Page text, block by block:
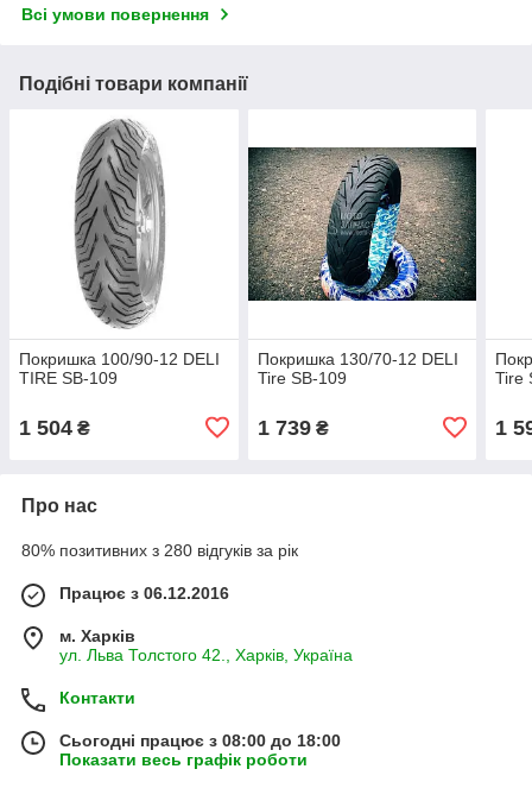
Всі умови повернення
Подібні товари компанії
Покришка 100/90-12 DELI
TIRE SB-109
1 504 ₴
Покришка 130/70-12 DELI
Tire SB-109
1 739₴
Tire
1
Про нас
80% позитивних з 280 відгуків за рік
Працює з 06.12.2016
м. Харків
ул. Льва Толстого 42., Харків, Україна
Контакти
Сьогодні працює з 08:00 до 18:00
Показати весь графік роботи